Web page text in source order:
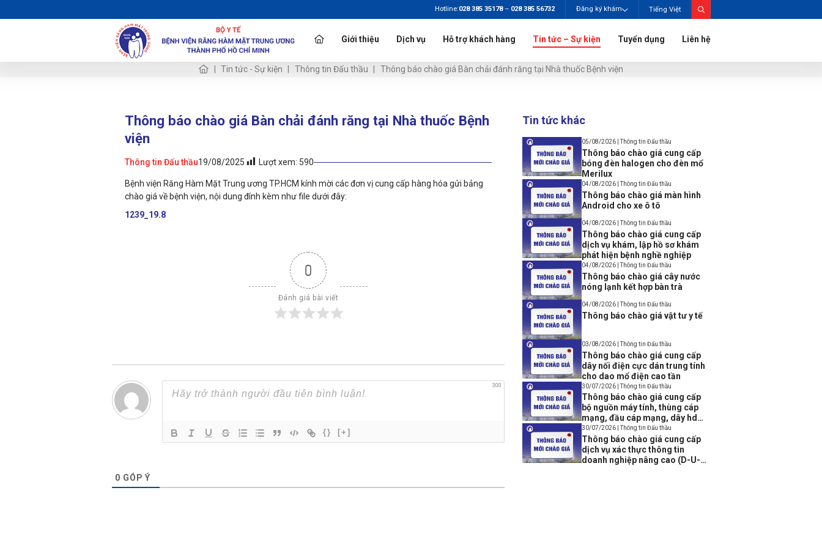
Hotline:028 385 35178– 028 385 56732 Đăng ký khám Tiếng Việt
Giới thiệu Dịch vụ Hỗ trợ khách hàng Tin tức – Sự kiện Tuyển dụng Liên hệ
Tin tức - Sự kiện Thông tin Đấu thầu Thông báo chào giá Bàn chải đánh răng tại Nhà thuốc Bệnh viện
Thông báo chào giá Bàn chải đánh răng tại Nhà thuốc Bệnh
viện
Thông tin Đấu thầu19/08/2025 Lượt xem: 590
Bệnh viện Răng Hàm Mặt Trung ương TP.HCM kính mời các đơn vị cung cấp hàng hóa gửi bảng
chào giá về bệnh viện, nội dung đính kèm như file dưới đây:
1239_19.8
0
Đánh giá bài viết
300
{} [+]
0 GÓP Ý
Tin tức khác
05/08/2026 | Thông tin Đấu thầu
Thông báo chào giá cung cấp
bóng đèn halogen cho đèn mổ
Merilux
04/08/2026 | Thông tin Đấu thầu
Thông báo chào giá màn hình
Android cho xe ô tô
04/08/2026 | Thông tin Đấu thầu
Thông báo chào giá cung cấp
dịch vụ khám, lập hồ sơ khám
phát hiện bệnh nghề nghiệp
04/08/2026 | Thông tin Đấu thầu
Thông báo chào giá cây nước
nóng lạnh kết hợp bàn trà
04/08/2026 | Thông tin Đấu thầu
Thông báo chào giá vật tư y tế
03/08/2026 | Thông tin Đấu thầu
Thông báo chào giá cung cấp
dây nối điện cực dán trung tính
cho dao mổ điện cao tần
30/07/2026 | Thông tin Đấu thầu
Thông báo chào giá cung cấp
bộ nguồn máy tính, thùng cáp
mạng, đầu cáp mạng, dây hdmi,
bộ chia cổng USB, cáp lập trình
Console USB to Rj45
30/07/2026 | Thông tin Đấu thầu
Thông báo chào giá cung cấp
dịch vụ xác thực thông tin
doanh nghiệp nâng cao (D-U-N-